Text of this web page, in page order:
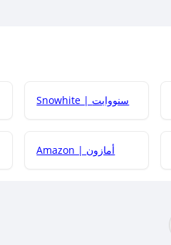
Snowhite | سنووايت
Amazon | أمازون